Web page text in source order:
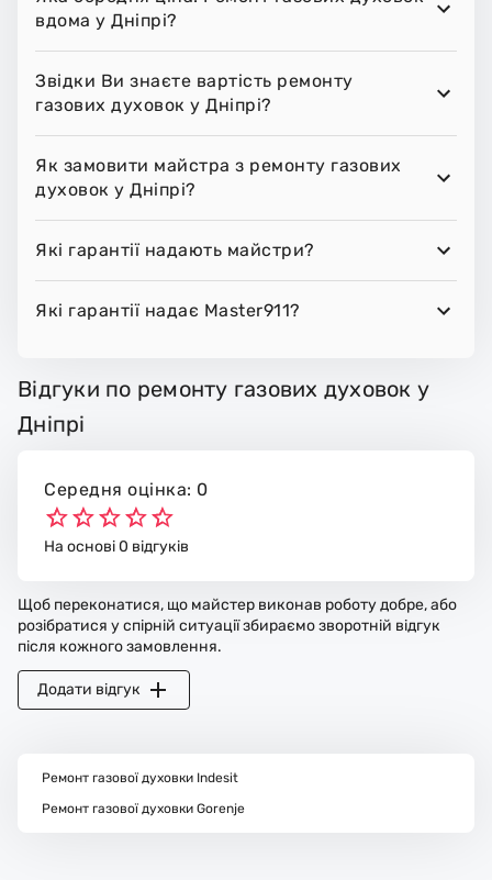
вдома у Дніпрі?
Звідки Ви знаєте вартість ремонту
газових духовок у Дніпрі?
Як замовити майстра з ремонту газових
духовок у Дніпрі?
Які гарантії надають майстри?
Які гарантії надає Master911?
Відгуки по ремонту газових духовок у
Дніпрі
Середня оцінка: 0
На основі 0 відгуків
Щоб переконатися, що майстер виконав роботу добре, або
розібратися у спірній ситуації збираємо зворотній відгук
після кожного замовлення.
Додати відгук
Ремонт газової духовки Indesit
Ремонт газової духовки Gorenje